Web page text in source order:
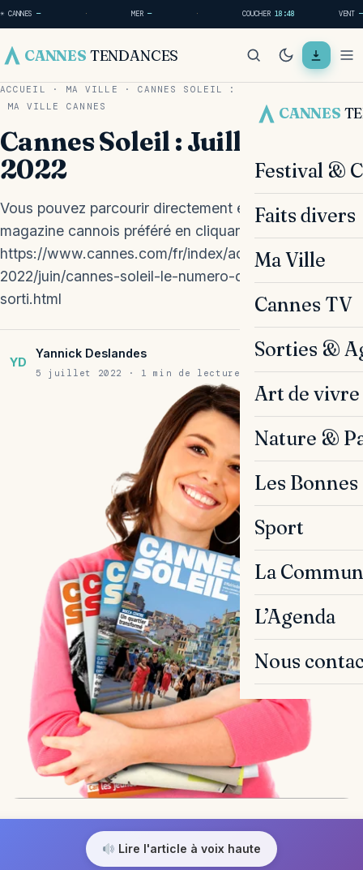
☀ CANNES — · MER— · COUCHER18:48 VENT —
CANNES TENDANCES
CANNES
Festival &
Faits divers
Ma Ville
Cannes TV
Sorties &
Art de vivre
Nature &
Les
Sport
La
L’Agenda
Nous
ACCUEIL · MA VILLE · CANNES SOLEIL : JUILLET/AOUT 2022
MA VILLE
CANNES
Cannes Soleil : Juillet/Aout
2022
Vous pouvez parcourir directement en ligne votre
magazine cannois préféré en cliquant sur ce lien :
https://www.cannes.com/fr/index/actualites/annee-
2022/juin/cannes-soleil-le-numero-de-juillet-aout-est-
sorti.html
YD
Yannick Deslandes
5 juillet 2022 · 1 min de lecture
Lire l'article à voix haute